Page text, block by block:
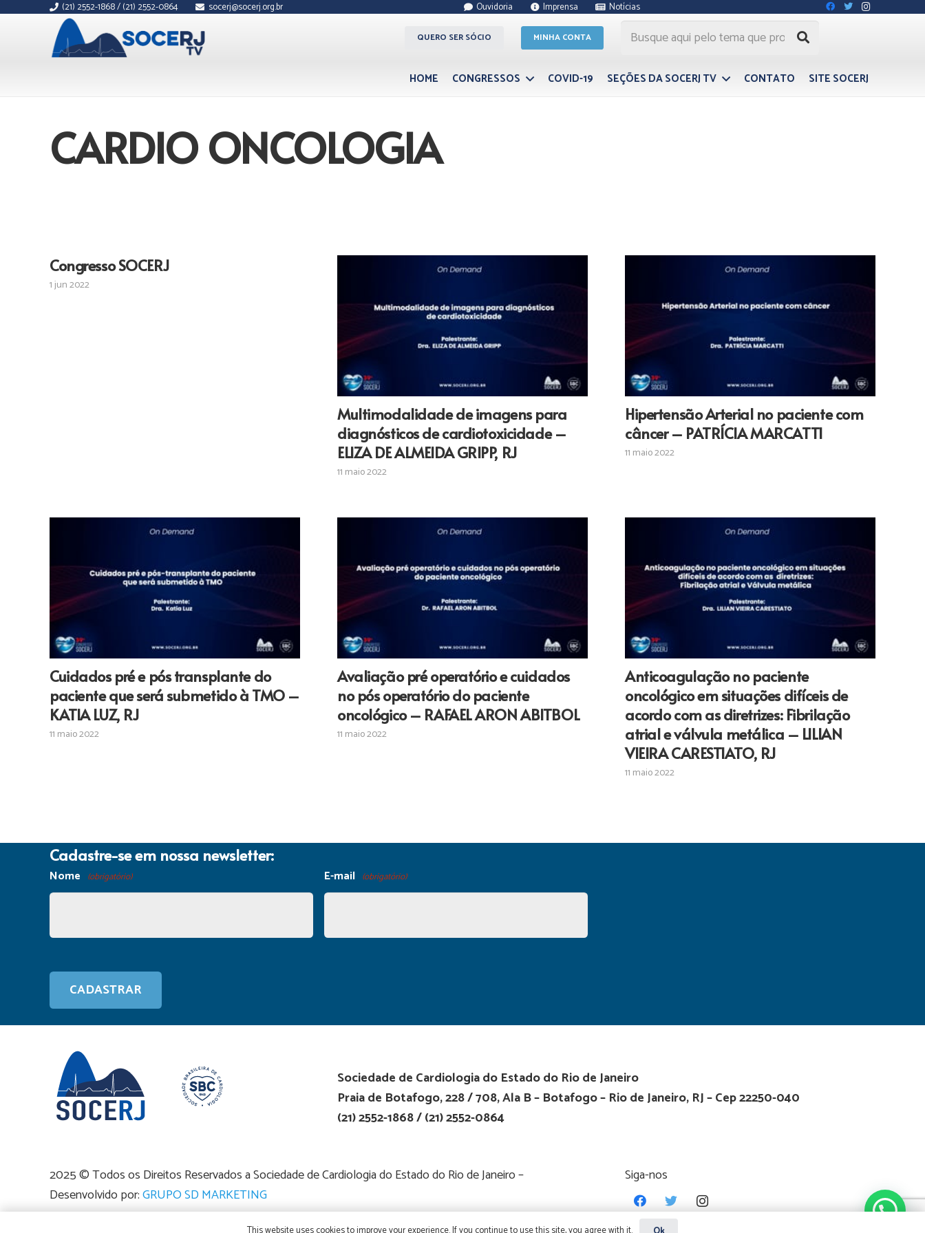
(21) 2552-1868 / (21) 2552-0864 socerj@socerj.org.br Ouvidoria Imprensa Notícias
QUERO SER SÓCIO MINHA CONTA
HOME CONGRESSOS COVID-19 SEÇÕES DA SOCERJ TV CONTATO SITE SOCERJ
CARDIO ONCOLOGIA
Congresso SOCERJ
1 jun 2022
Multimodalidade de imagens para
diagnósticos de cardiotoxicidade –
ELIZA DE ALMEIDA GRIPP, RJ
11 maio 2022
Hipertensão Arterial no paciente com
câncer – PATRÍCIA MARCATTI
11 maio 2022
Cuidados pré e pós transplante do
paciente que será submetido à TMO –
KATIA LUZ, RJ
11 maio 2022
Avaliação pré operatório e cuidados
no pós operatório do paciente
oncológico – RAFAEL ARON ABITBOL
11 maio 2022
Anticoagulação no paciente
oncológico em situações difíceis de
acordo com as diretrizes: Fibrilação
atrial e válvula metálica – LILIAN
VIEIRA CARESTIATO, RJ
11 maio 2022
Cadastre-se em nossa newsletter:
Nome (obrigatório) E-mail (obrigatório)
Sociedade de Cardiologia do Estado do Rio de Janeiro
Praia de Botafogo, 228 / 708, Ala B – Botafogo – Rio de Janeiro, RJ – Cep 22250-040
(21) 2552-1868 / (21) 2552-0864
2025 © Todos os Direitos Reservados a Sociedade de Cardiologia do Estado do Rio de Janeiro –
Desenvolvido por:GRUPO SD MARKETING
Siga-nos